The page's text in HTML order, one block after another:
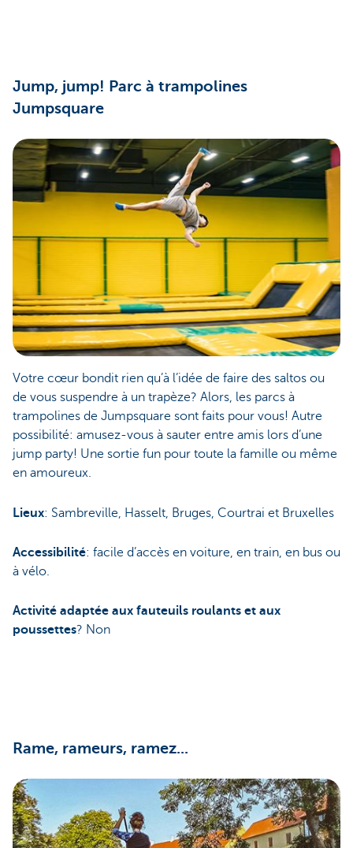
Jump, jump! Parc à trampolines
Jumpsquare
Votre cœur bondit rien qu’à l’idée de faire des saltos ou
de vous suspendre à un trapèze? Alors, les parcs à
trampolines de Jumpsquare sont faits pour vous! Autre
possibilité: amusez-vous à sauter entre amis lors d’une
jump party! Une sortie fun pour toute la famille ou même
en amoureux.
Lieux: Sambreville, Hasselt, Bruges, Courtrai et Bruxelles
Accessibilité: facile d’accès en voiture, en train, en bus ou
à vélo.
Activité adaptée aux fauteuils roulants et aux
poussettes? Non
Rame, rameurs, ramez...